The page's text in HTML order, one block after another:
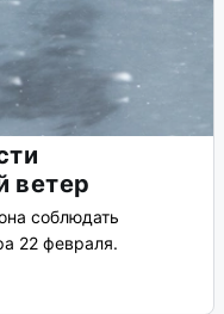
ветер
соблюдать
22 февраля.